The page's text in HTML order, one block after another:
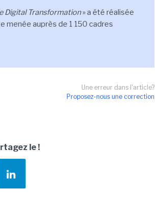
Digital Transformation» a été réalisée
menée auprès de 1 150 cadres
Une erreur dans l'article?
Proposez-nous une correction
le !